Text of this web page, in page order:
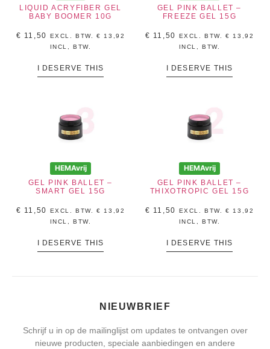
LIQUID ACRYFIBER GEL
BABY BOOMER 10G
€ 11,50 EXCL. BTW.€
13,92
INCL, BTW.
I DESERVE THIS
GEL PINK BALLET –
FREEZE GEL 15G
€ 11,50 EXCL. BTW.€
13,92
INCL, BTW.
I DESERVE THIS
HEMAvrij
GEL PINK BALLET –
SMART GEL 15G
€ 11,50 EXCL. BTW.€
13,92
INCL, BTW.
I DESERVE THIS
HEMAvrij
GEL PINK BALLET –
THIXOTROPIC GEL 15G
€ 11,50 EXCL. BTW.€
13,92
INCL, BTW.
I DESERVE THIS
NIEUWBRIEF
Schrijf u in op de mailinglijst om updates te ontvangen over
nieuwe producten, speciale aanbiedingen en andere